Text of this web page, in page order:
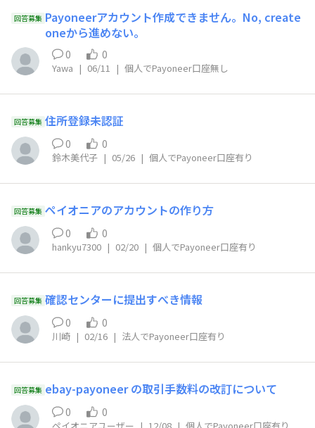
回答募集 Payoneerアカウント作成できません。No, create
oneから進めない。
0 0
Yawa | 06/11 | 個人でPayoneer口座無し
回答募集 住所登録未認証
0 0
鈴木美代子 | 05/26 | 個人でPayoneer口座有り
回答募集 ペイオニアのアカウントの作り方
0 0
hankyu7300 | 02/20 | 個人でPayoneer口座有り
回答募集 確認センターに提出すべき情報
0 0
川崎 | 02/16 | 法人でPayoneer口座有り
回答募集 ebay-payoneer の取引手数料の改訂について
0 0